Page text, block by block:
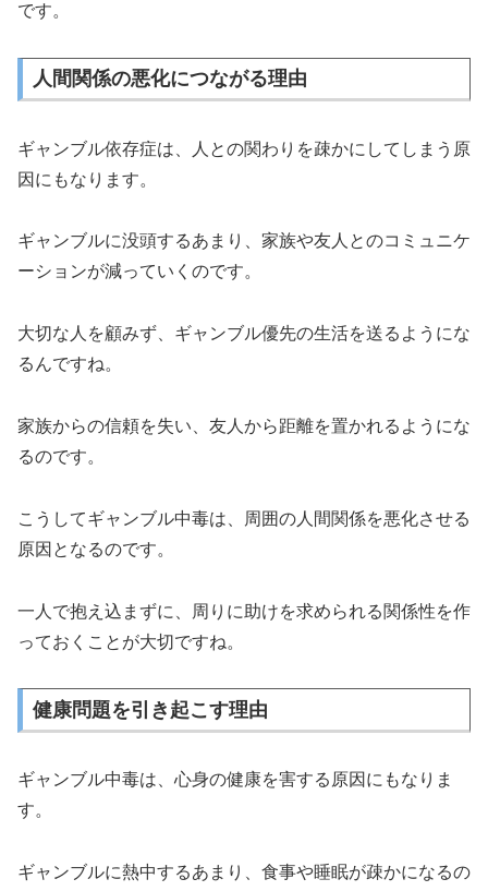
です。
人間関係の悪化につながる理由
ギャンブル依存症は、人との関わりを疎かにしてしまう原
因にもなります。
ギャンブルに没頭するあまり、家族や友人とのコミュニケ
ーションが減っていくのです。
大切な人を顧みず、ギャンブル優先の生活を送るようにな
るんですね。
家族からの信頼を失い、友人から距離を置かれるようにな
るのです。
こうしてギャンブル中毒は、周囲の人間関係を悪化させる
原因となるのです。
一人で抱え込まずに、周りに助けを求められる関係性を作
っておくことが大切ですね。
健康問題を引き起こす理由
ギャンブル中毒は、心身の健康を害する原因にもなりま
す。
ギャンブルに熱中するあまり、食事や睡眠が疎かになるの